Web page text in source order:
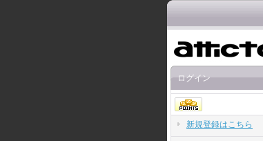
ログイン
新規登録はこちら